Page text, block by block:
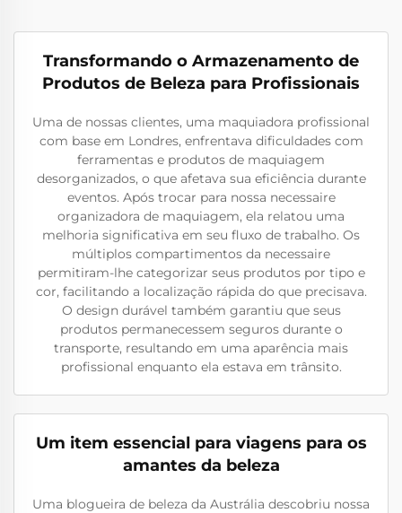
Transformando o Armazenamento de
Produtos de Beleza para Profissionais
Uma de nossas clientes, uma maquiadora profissional
com base em Londres, enfrentava dificuldades com
ferramentas e produtos de maquiagem
desorganizados, o que afetava sua eficiência durante
eventos. Após trocar para nossa necessaire
organizadora de maquiagem, ela relatou uma
melhoria significativa em seu fluxo de trabalho. Os
múltiplos compartimentos da necessaire
permitiram-lhe categorizar seus produtos por tipo e
cor, facilitando a localização rápida do que precisava.
O design durável também garantiu que seus
produtos permanecessem seguros durante o
transporte, resultando em uma aparência mais
profissional enquanto ela estava em trânsito.
Um item essencial para viagens para os
amantes da beleza
Uma blogueira de beleza da Austrália descobriu nossa